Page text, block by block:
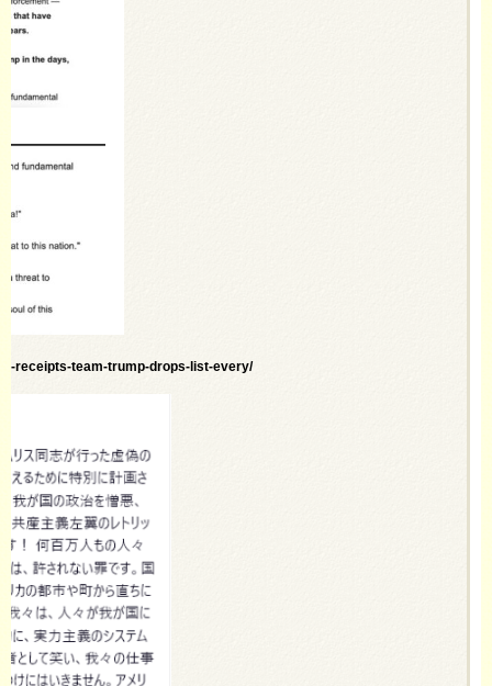
receipts-team-trump-drops-list-every/